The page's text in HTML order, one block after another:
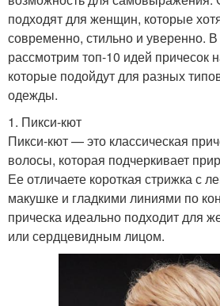
подходят для женщин, которые
современно, стильно и уверенно.
рассмотрим топ-10 идей причесок
которые подойдут для разных
одежды.
1. Пикси-кют
Пикси-кют — это классическая
волосы, которая подчеркивает
Ее отличаете короткая стрижка с
макушке и гладкими линиями по
прическа идеально подходит для
или сердцевидным лицом.